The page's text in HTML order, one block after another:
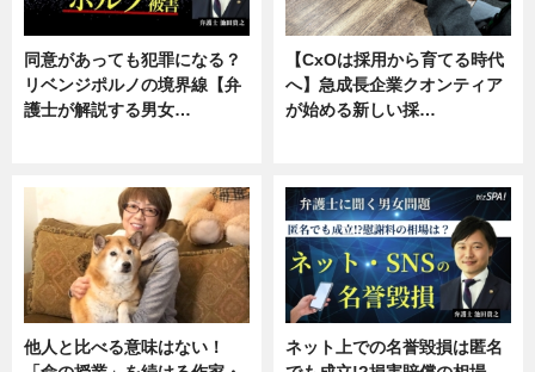
同意があっても犯罪になる？
リベンジポルノの境界線【弁
護士が解説する男女…
【CxOは採用から育てる時代
へ】急成長企業クオンティア
が始める新しい採…
他人と比べる意味はない！
ネット上での名誉毀損は匿名